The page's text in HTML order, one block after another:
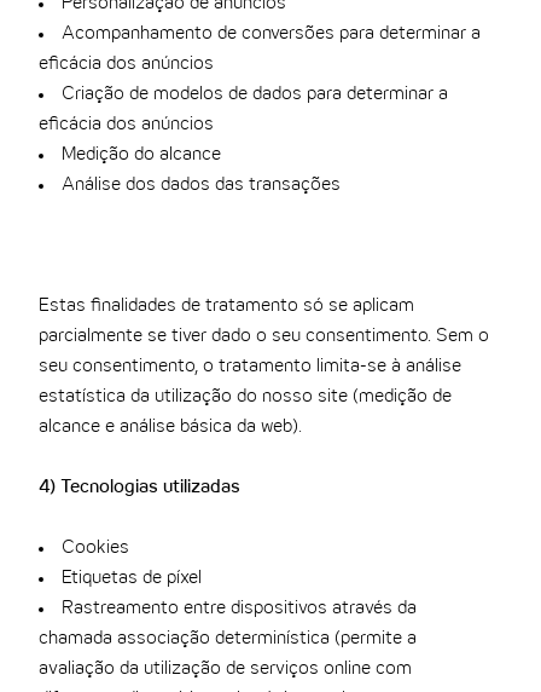
Personalização de anúncios
Acompanhamento de conversões para determinar a
eficácia dos anúncios
Criação de modelos de dados para determinar a
eficácia dos anúncios
Medição do alcance
Análise dos dados das transações
Estas finalidades de tratamento só se aplicam
parcialmente se tiver dado o seu consentimento. Sem o
seu consentimento, o tratamento limita-se à análise
estatística da utilização do nosso site (medição de
alcance e análise básica da web).
4) Tecnologias utilizadas
Cookies
Etiquetas de píxel
Rastreamento entre dispositivos através da
chamada associação determinística (permite a
avaliação da utilização de serviços online com